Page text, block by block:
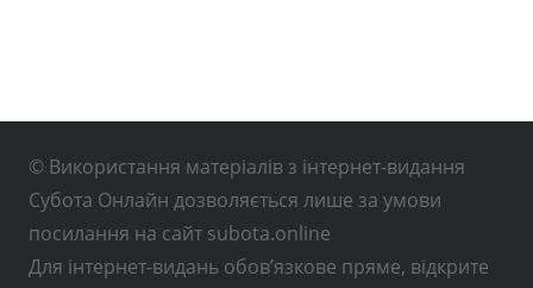
© Використання матеріалів з інтернет-видання
Субота Онлайн дозволяється лише за умови
посилання на сайт subota.online
Для інтернет-видань обов’язкове пряме, відкрите